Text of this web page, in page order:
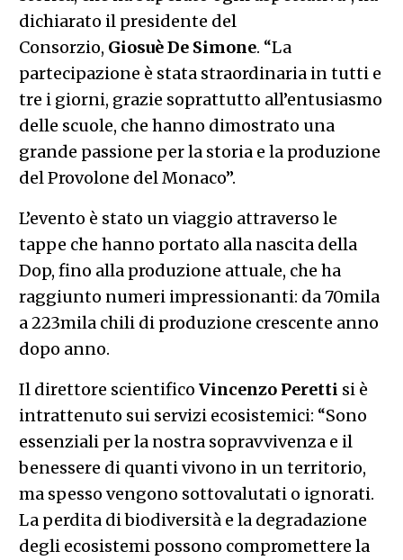
dichiarato il presidente del
Consorzio, Giosuè De Simone. “La
partecipazione è stata straordinaria in tutti e
tre i giorni, grazie soprattutto all’entusiasmo
delle scuole, che hanno dimostrato una
grande passione per la storia e la produzione
del Provolone del Monaco”.
L’evento è stato un viaggio attraverso le
tappe che hanno portato alla nascita della
Dop, fino alla produzione attuale, che ha
raggiunto numeri impressionanti: da 70mila
a 223mila chili di produzione crescente anno
dopo anno.
Il direttore scientifico Vincenzo Peretti si è
intrattenuto sui servizi ecosistemici: “Sono
essenziali per la nostra sopravvivenza e il
benessere di quanti vivono in un territorio,
ma spesso vengono sottovalutati o ignorati.
La perdita di biodiversità e la degradazione
degli ecosistemi possono compromettere la